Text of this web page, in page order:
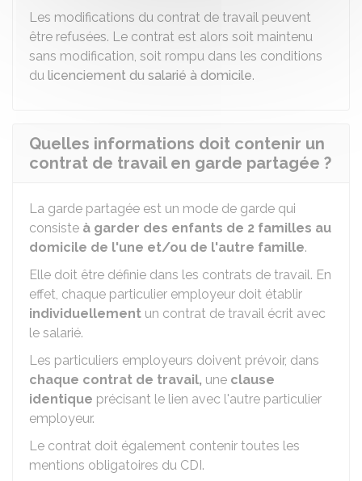
Les modifications du contrat de travail peuvent
être refusées. Le contrat est alors soit maintenu
sans modification, soit rompu dans les conditions
du licenciement du salarié à domicile.
Quelles informations doit contenir un
contrat de travail en garde partagée ?
La garde partagée est un mode de garde qui
consiste à garder des enfants de 2 familles au
domicile de l'une et/ou de l'autre famille.
Elle doit être définie dans les contrats de travail. En
effet, chaque particulier employeur doit établir
individuellement un contrat de travail écrit avec
le salarié.
Les particuliers employeurs doivent prévoir, dans
chaque contrat de travail, une clause
identique précisant le lien avec l'autre particulier
employeur.
Le contrat doit également contenir toutes les
mentions obligatoires du CDI.